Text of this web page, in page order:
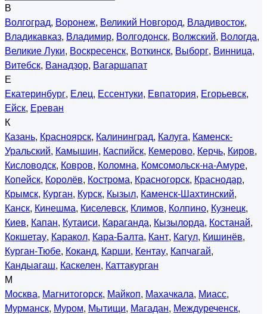
В
Волгоград, Воронеж, Великий Новгород, Владивосток,
Владикавказ, Владимир, Волгодонск, Волжский, Вологда,
Великие Луки, Воскресенск, Воткинск, Выборг, Винница,
Витебск, Ванадзор, Вагаршапат
Е
Екатеринбург, Елец, Ессентуки, Евпатория, Егорьевск,
Ейск, Ереван
К
Казань, Красноярск, Калининград, Калуга, Каменск-
Уральский, Камышин, Каспийск, Кемерово, Керчь, Киров,
Кисловодск, Ковров, Коломна, Комсомольск-на-Амуре,
Копейск, Королёв, Кострома, Красногорск, Краснодар,
Крымск, Курган, Курск, Кызыл, Каменск-Шахтинский,
Канск, Кинешма, Киселевск, Климов, Колпино, Кузнецк,
Киев, Капан, Кутаиси, Караганда, Кызылорда, Костанай,
Кокшетау, Каракол, Кара-Балта, Кант, Кагул, Кишинёв,
Курган-Тюбе, Коканд, Карши, Кентау, Капчагай,
Кандыагаш, Каскелен, Каттакурган
М
Москва, Магнитогорск, Майкоп, Махачкала, Миасс,
Мурманск, Муром, Мытищи, Магадан, Междуреченск,